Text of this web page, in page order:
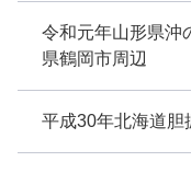
令和元年山形県沖
県鶴岡市周辺
平成30年北海道胆